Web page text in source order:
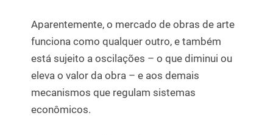
Aparentemente, o mercado de obras de arte
funciona como qualquer outro, e também
está sujeito a oscilações – o que diminui ou
eleva o valor da obra – e aos demais
mecanismos que regulam sistemas
econômicos.